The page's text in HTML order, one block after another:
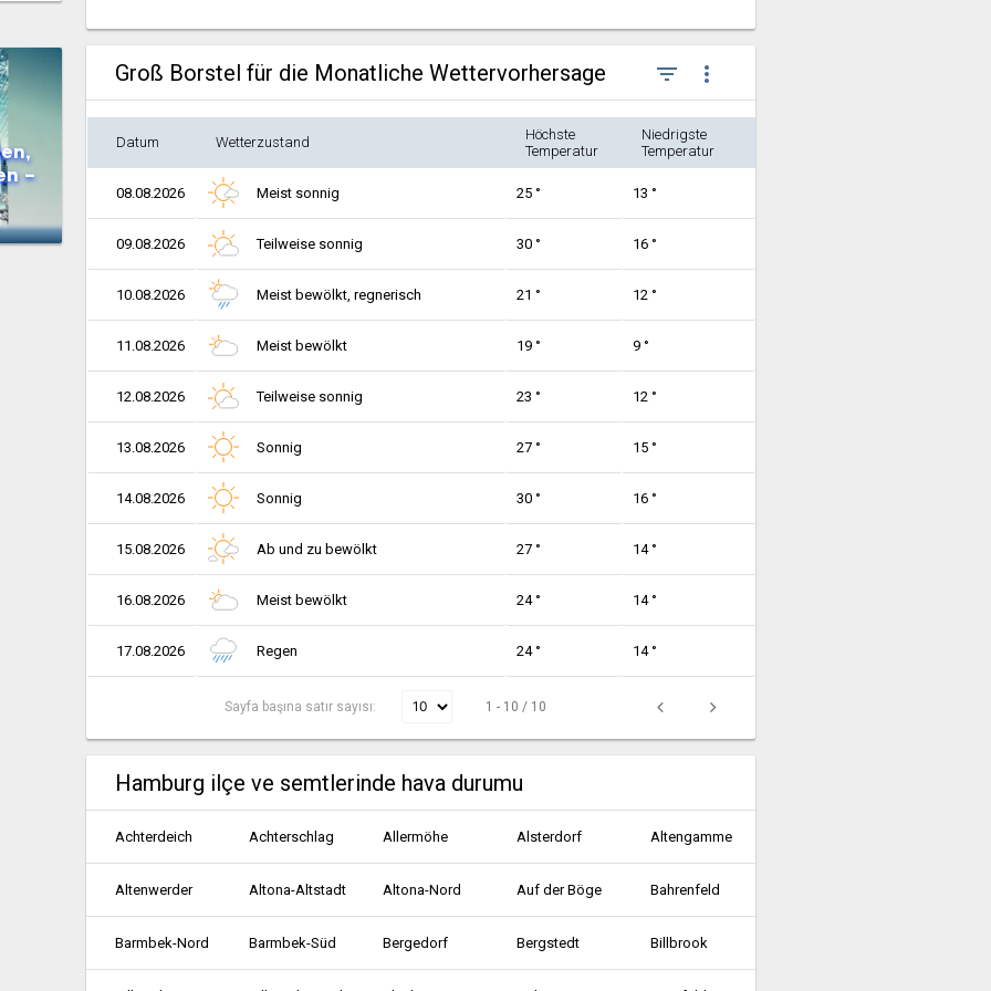
–
Groß Borstel für die Monatliche Wettervorhersage filter_list more_vert
Datum Wetterzustand
Höchste
Temperatur
Niedrigste
Temperatur
08.08.2026 Meist sonnig 25 ° 13 °
09.08.2026 Teilweise sonnig 30 ° 16 °
10.08.2026 Meist bewölkt, regnerisch 21 ° 12 °
11.08.2026 Meist bewölkt 19 ° 9 °
12.08.2026 Teilweise sonnig 23 ° 12 °
13.08.2026 Sonnig 27 ° 15 °
14.08.2026 Sonnig 30 ° 16 °
15.08.2026 Ab und zu bewölkt 27 ° 14 °
16.08.2026 Meist bewölkt 24 ° 14 °
17.08.2026 Regen 24 ° 14 °
Sayfa başına satır sayısı: 1 - 10 / 10
Hamburg ilçe ve semtlerinde hava durumu
Achterdeich Achterschlag Allermöhe Alsterdorf Altengamme
Altenwerder Altona-Altstadt Altona-Nord Auf der Böge Bahrenfeld
Barmbek-Nord Barmbek-Süd Bergedorf Bergstedt Billbrook